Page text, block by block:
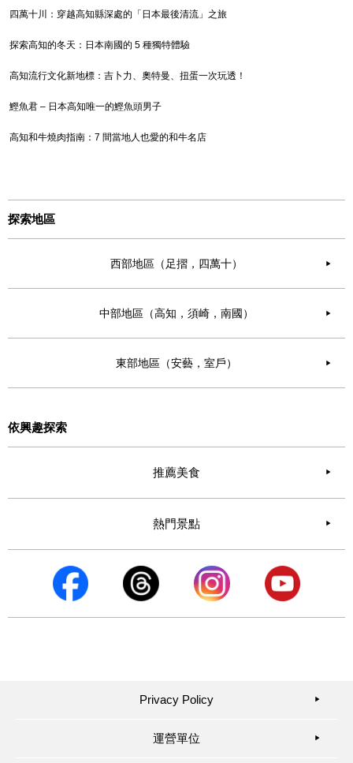
四萬十川：穿越高知縣深處的「日本最後清流」之旅
探索高知的冬天：日本南國的 5 種獨特體驗
高知流行文化新地標：吉卜力、奧特曼、扭蛋一次玩透！
鰹魚君 – 日本高知唯一的鰹魚頭男子
高知和牛燒肉指南：7 間當地人也愛的和牛名店
探索地區
西部地區（足摺，四萬十） ▶︎
中部地區（高知，須崎，南國） ▶︎
東部地區（安藝，室戶） ▶︎
依興趣探索
推薦美食
熱門景點
Privacy Policy ▶︎
運營單位 ▶︎